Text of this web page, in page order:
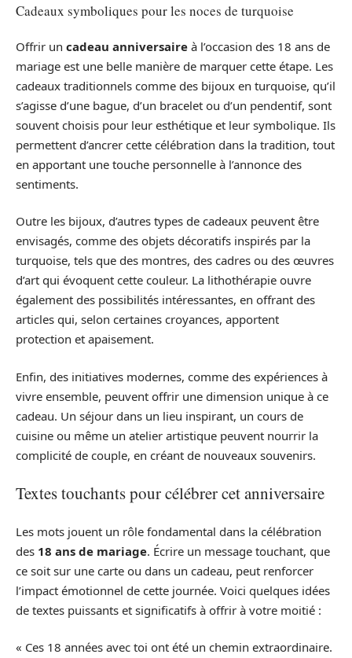
Cadeaux symboliques pour les noces de turquoise
Offrir un cadeau anniversaire à l’occasion des 18 ans de
mariage est une belle manière de marquer cette étape. Les
cadeaux traditionnels comme des bijoux en turquoise, qu’il
s’agisse d’une bague, d’un bracelet ou d’un pendentif, sont
souvent choisis pour leur esthétique et leur symbolique. Ils
permettent d’ancrer cette célébration dans la tradition, tout
en apportant une touche personnelle à l’annonce des
sentiments.
Outre les bijoux, d’autres types de cadeaux peuvent être
envisagés, comme des objets décoratifs inspirés par la
turquoise, tels que des montres, des cadres ou des œuvres
d’art qui évoquent cette couleur. La lithothérapie ouvre
également des possibilités intéressantes, en offrant des
articles qui, selon certaines croyances, apportent
protection et apaisement.
Enfin, des initiatives modernes, comme des expériences à
vivre ensemble, peuvent offrir une dimension unique à ce
cadeau. Un séjour dans un lieu inspirant, un cours de
cuisine ou même un atelier artistique peuvent nourrir la
complicité de couple, en créant de nouveaux souvenirs.
Textes touchants pour célébrer cet anniversaire
Les mots jouent un rôle fondamental dans la célébration
des 18 ans de mariage. Écrire un message touchant, que
ce soit sur une carte ou dans un cadeau, peut renforcer
l’impact émotionnel de cette journée. Voici quelques idées
de textes puissants et significatifs à offrir à votre moitié :
« Ces 18 années avec toi ont été un chemin extraordinaire.